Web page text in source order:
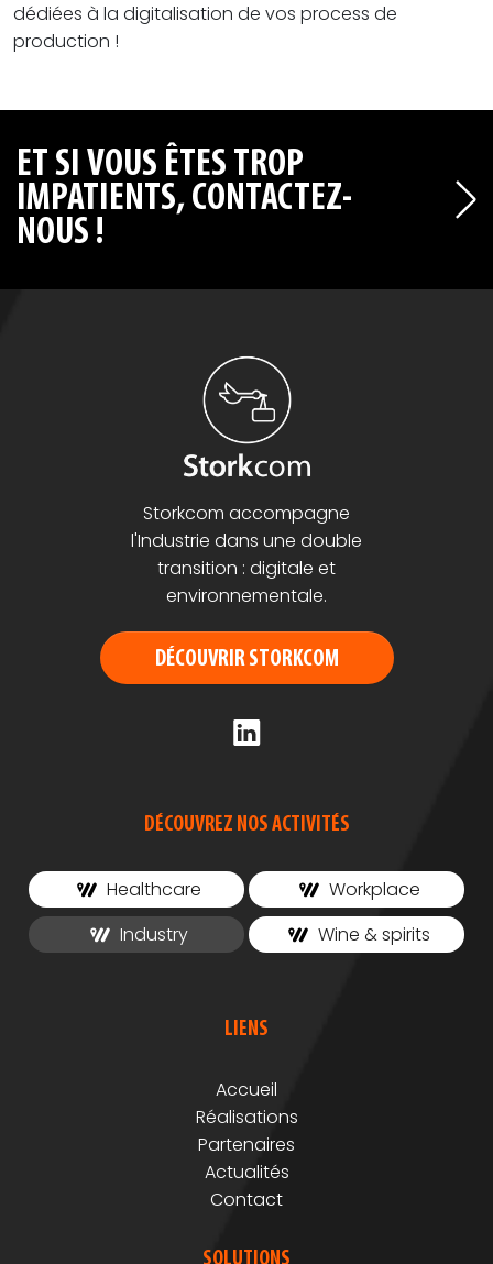
dédiées à la digitalisation de vos process de
production !
ET SI VOUS ÊTES TROP
IMPATIENTS, CONTACTEZ-
NOUS !
Storkcom accompagne
l'Industrie dans une double
transition : digitale et
environnementale.
DÉCOUVRIR STORKCOM
DÉCOUVREZ NOS ACTIVITÉS
Healthcare
Workplace
Industry
Wine & spirits
LIENS
Accueil
Réalisations
Partenaires
Actualités
Contact
SOLUTIONS